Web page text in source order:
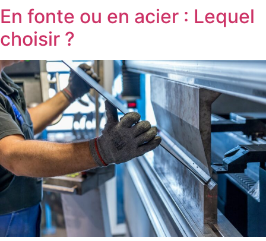
En fonte ou en acier : Lequel
choisir ?